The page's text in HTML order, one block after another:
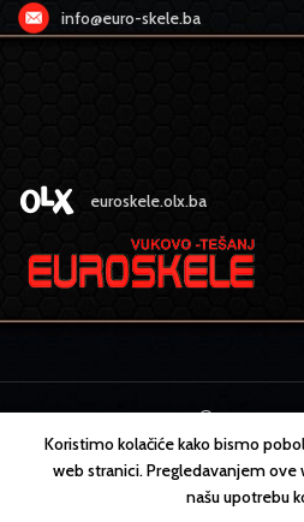
info@euro-skele.ba
euroskele.olx.ba
EURO SKELE 2022
Koristimo kolačiće kako bismo
web stranici. Pregledavanjem
našu upotrebu